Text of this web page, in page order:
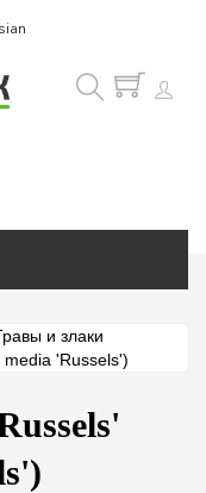
и злаки
media 'Russels')